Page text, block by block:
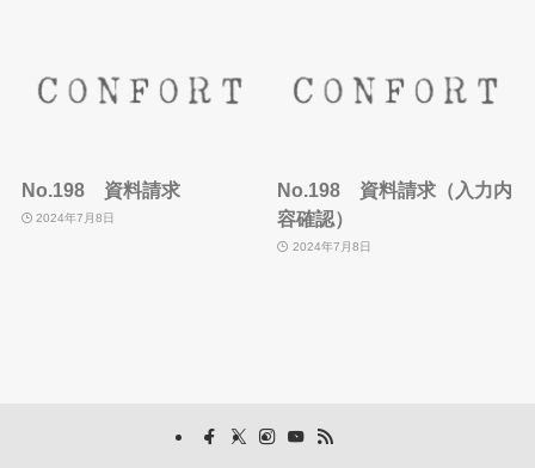
No.198 資料請求
2024年7月8日
No.198 資料請求（入力内
容確認）
2024年7月8日